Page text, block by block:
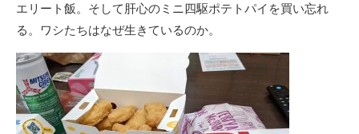
エリート飯。そして肝心のミニ四駆ポテトパイを買い忘れ
る。ワシたちはなぜ生きているのか。